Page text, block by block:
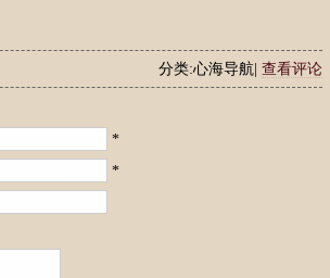
分类:心海导航| 查看评论
*
*